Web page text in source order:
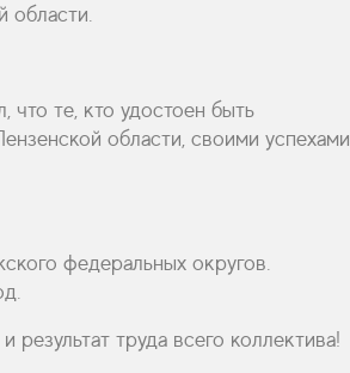
те, кто удостоен быть
области, своими успехами
федеральных округов.
труда всего коллектива!